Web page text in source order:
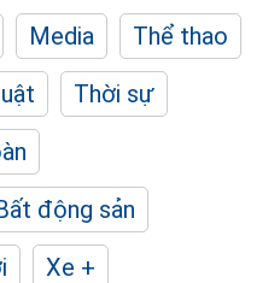
Media
Thể thao
Thời sự
động sản
Xe +